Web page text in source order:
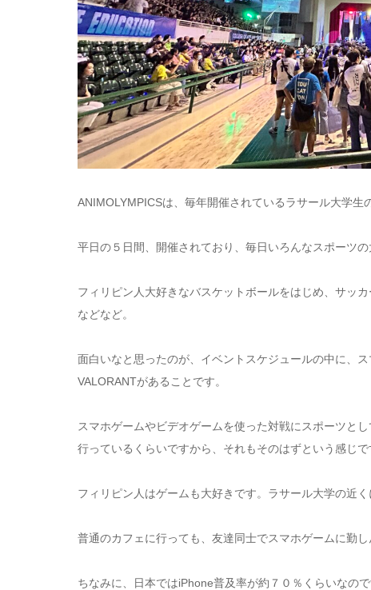
ANIMOLYMPICSは、毎年開催されているラサール大学生
平日の５日間、開催されており、毎日いろんなスポーツの
フィリピン人大好きなバスケットボールをはじめ、サッ
などなど。
面白いなと思ったのが、イベントスケジュールの中に、
VALORANTがあることです。
スマホゲームやビデオゲームを使った対戦にスポーツと
行っているくらいですから、それもそのはずという感じで
フィリピン人はゲームも大好きです。ラサール大学の近
普通のカフェに行っても、友達同士でスマホゲームに勤
ちなみに、日本ではiPhone普及率が約７０％くらいなの